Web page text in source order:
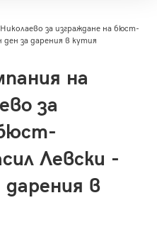
за изграждане на бюст-
за дарения в кутия
на
за
Левски -
дарения в